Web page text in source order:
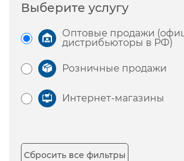
Выберите услугу
Оптовые продажи
дистрибьюторы в РФ)
Розничные продажи
Интернет-магазины
Сбросить все фильтры